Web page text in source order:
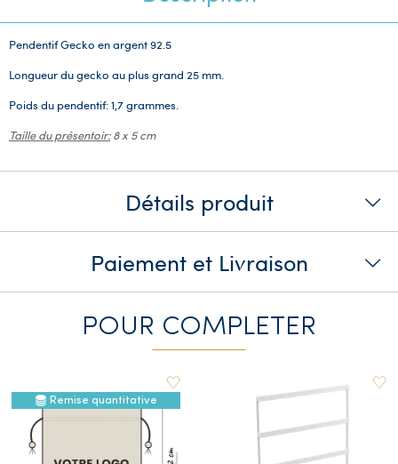
Pendentif Gecko en argent 92.5
Longueur du gecko au plus grand 25 mm.
Poids du pendentif: 1,7 grammes.
Taille du présentoir:8 x 5 cm
Détails produit
Paiement et Livraison
POUR COMPLETER
Remise quantitative